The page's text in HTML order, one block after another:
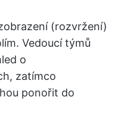
(rozvržení)
Vedoucí týmů
o
zatímco
ponořit do